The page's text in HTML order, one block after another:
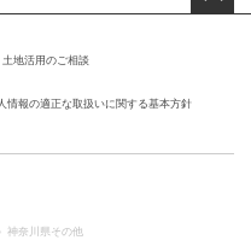
土地活用のご相談
情報の適正な取扱いに関する基本方針
神奈川県その他